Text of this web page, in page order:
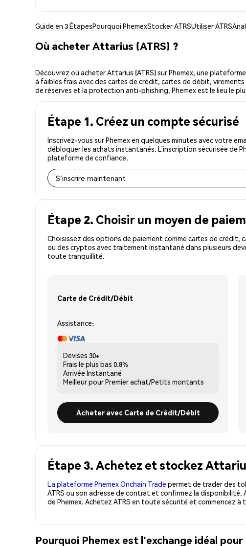
Guide en 3 ÉtapesPourquoi PhemexStocker ATRSUtiliser ATRS
Où acheter Attarius (ATRS) ?
Découvrez où acheter Attarius (ATRS) sur Phemex, une
à faibles frais avec des cartes de crédit, cartes de débit,
de réserves et la protection anti-phishing, Phemex est le lieu le
Étape 1. Créez un compte sécurisé
Inscrivez-vous sur Phemex en quelques minutes avec votre
débloquer les achats instantanés. L’inscription sécurisée de
plateforme de confiance.
S'inscrire maintenant
Étape 2. Choisir un moyen de
Choisissez des options de paiement comme cartes de
ou des cryptos avec traitement instantané dans plusieurs
toute tranquillité.
Carte de Crédit/Débit
Assistance:
Devises 30+
Frais le plus bas 0.8%
Arrivée Instantané
Meilleur pourPremier achat/Petits montants
Acheter avec Carte de Crédit/Débit
Étape 3. Achetez et stockez
La plateforme Phemex Onchain Trade permet de trader des
ATRS ou son adresse de contrat et confirmez la
de Phemex. Achetez ATRS en toute sécurité et commencez à
Pourquoi Phemex est l'exchange idéal